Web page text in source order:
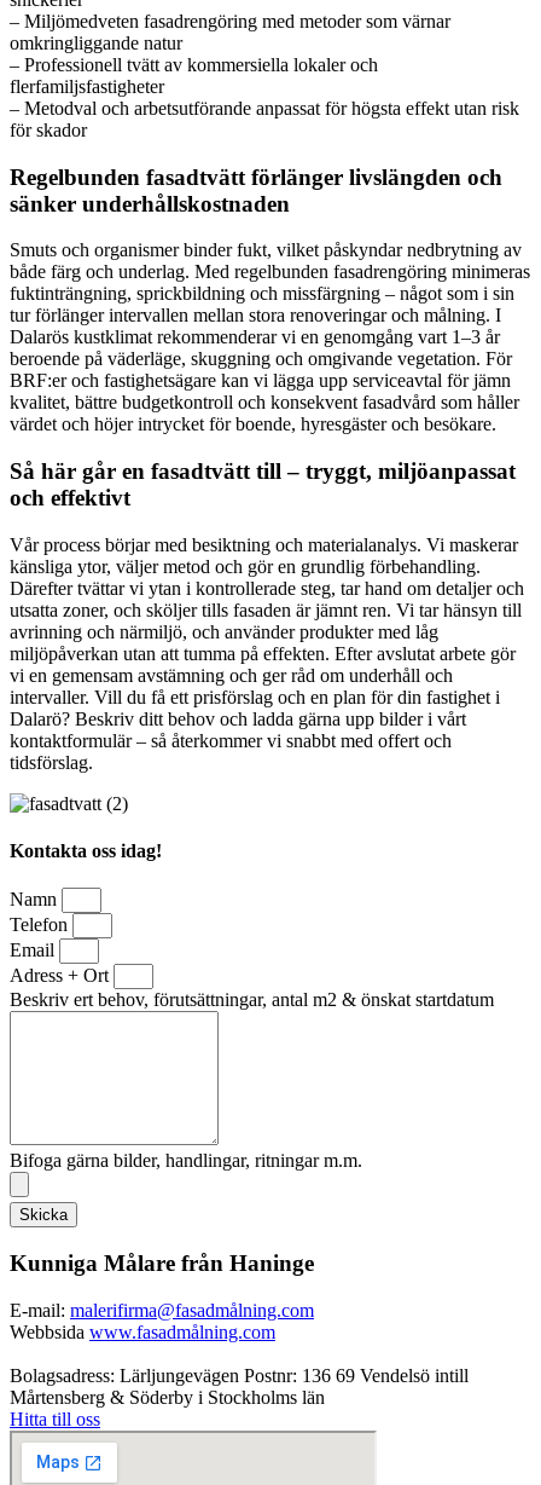
– Miljömedveten fasadrengöring med metoder som värnar
omkringliggande natur
– Professionell tvätt av kommersiella lokaler och
flerfamiljsfastigheter
– Metodval och arbetsutförande anpassat för högsta effekt utan risk
för skador
Regelbunden fasadtvätt förlänger livslängden och
sänker underhållskostnaden
Smuts och organismer binder fukt, vilket påskyndar nedbrytning av
både färg och underlag. Med regelbunden fasadrengöring minimeras
fuktinträngning, sprickbildning och missfärgning – något som i sin
tur förlänger intervallen mellan stora renoveringar och målning. I
Dalarös kustklimat rekommenderar vi en genomgång vart 1–3 år
beroende på väderläge, skuggning och omgivande vegetation. För
BRF:er och fastighetsägare kan vi lägga upp serviceavtal för jämn
kvalitet, bättre budgetkontroll och konsekvent fasadvård som håller
värdet och höjer intrycket för boende, hyresgäster och besökare.
Så här går en fasadtvätt till – tryggt, miljöanpassat
och effektivt
Vår process börjar med besiktning och materialanalys. Vi maskerar
känsliga ytor, väljer metod och gör en grundlig förbehandling.
Därefter tvättar vi ytan i kontrollerade steg, tar hand om detaljer och
utsatta zoner, och sköljer tills fasaden är jämnt ren. Vi tar hänsyn till
avrinning och närmiljö, och använder produkter med låg
miljöpåverkan utan att tumma på effekten. Efter avslutat arbete gör
vi en gemensam avstämning och ger råd om underhåll och
intervaller. Vill du få ett prisförslag och en plan för din fastighet i
Dalarö? Beskriv ditt behov och ladda gärna upp bilder i vårt
kontaktformulär – så återkommer vi snabbt med offert och
tidsförslag.
Kontakta oss idag!
Namn
Telefon
Email
Adress + Ort
Beskriv ert behov, förutsättningar, antal m2 & önskat startdatum
Bifoga gärna bilder, handlingar, ritningar m.m.
Skicka
Kunniga Målare från Haninge
E-mail: malerifirma@fasadmålning.com
Webbsida www.fasadmålning.com
Bolagsadress: Lärljungevägen Postnr: 136 69 Vendelsö intill
Mårtensberg & Söderby i Stockholms län
Hitta till oss